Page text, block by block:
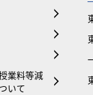
業料等減
いて